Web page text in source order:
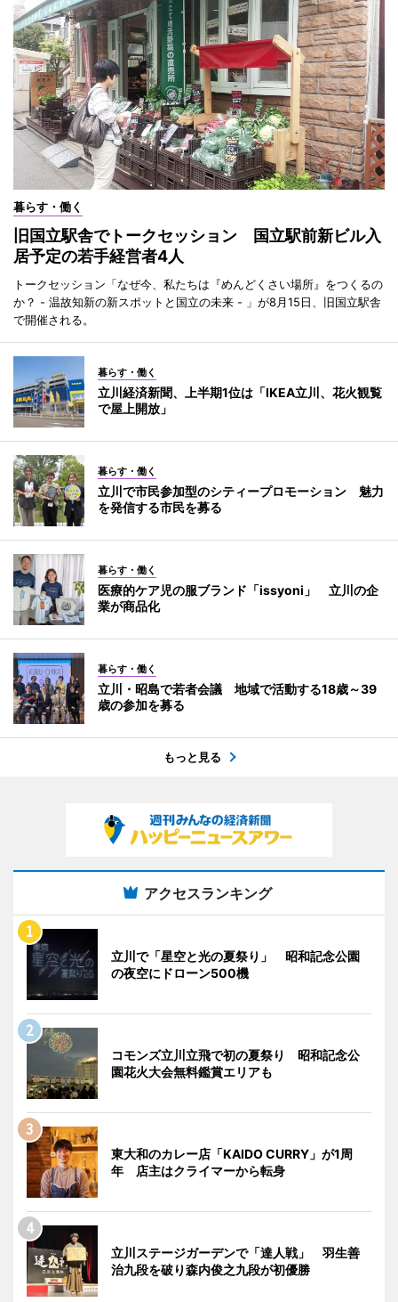
暮らす・働く
旧国立駅舎でトークセッション 国立駅前新ビル入
居予定の若手経営者4人
トークセッション「なぜ今、私たちは『めんどくさい場所』をつくるの
か？ - 温故知新の新スポットと国立の未来 - 」が8月15日、旧国立駅舎
で開催される。
暮らす・働く
立川経済新聞、上半期1位は「IKEA立川、花火観覧
で屋上開放」
暮らす・働く
立川で市民参加型のシティープロモーション 魅力
を発信する市民を募る
暮らす・働く
医療的ケア児の服ブランド「issyoni」 立川の企
業が商品化
暮らす・働く
立川・昭島で若者会議 地域で活動する18歳～39
歳の参加を募る
もっと見る
アクセスランキング
立川で「星空と光の夏祭り」 昭和記念公園
の夜空にドローン500機
コモンズ立川立飛で初の夏祭り 昭和記念公
園花火大会無料鑑賞エリアも
東大和のカレー店「KAIDO CURRY」が1周
年 店主はクライマーから転身
立川ステージガーデンで「達人戦」 羽生善
治九段を破り森内俊之九段が初優勝